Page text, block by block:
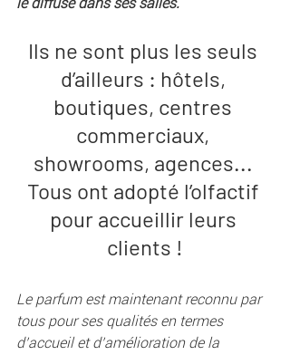
le diffuse dans ses salles.
Ils ne sont plus les seuls
d’ailleurs : hôtels,
boutiques, centres
commerciaux,
showrooms, agences...
Tous ont adopté l’olfactif
pour accueillir leurs
clients !
Le parfum est maintenant reconnu par
tous pour ses qualités en termes
d’accueil et d’amélioration de la